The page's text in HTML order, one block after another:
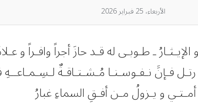
الأربعاء، 25 فبراير 2026
ـ طـوبـى له قـد حازَ أجراً وافـراً و
فـإنََ نـفـوسـنـا مُـشـتـاقـةٌ
و يـزولُ مـن أفـقِ السماءِ غبارُ